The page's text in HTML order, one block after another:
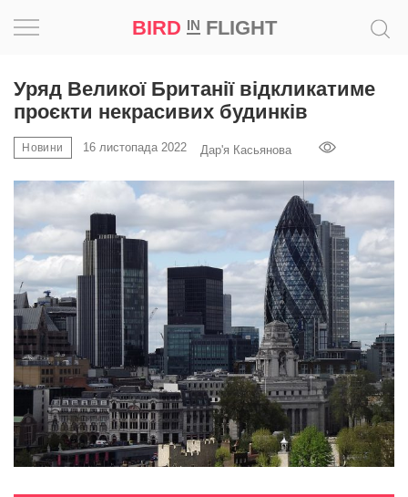
BIRD INFLIGHT
Уряд Великої Британії відкликатиме
проєкти некрасивих будинків
Новини 16 листопада 2022 Дар'я Касьянова